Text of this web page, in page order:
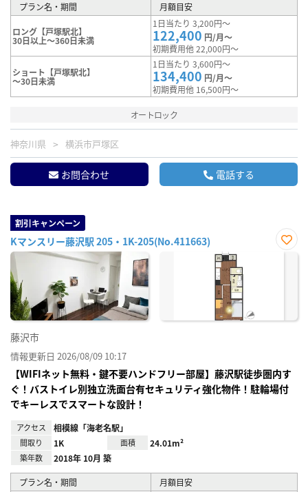
プラン名・期間 月額目安
ロング【戸塚駅北】
30日以上～360日未満
1日当たり 3,200円～
122,400 円/月～
初期費用他 22,000円～
ショート【戸塚駅北】
～30日未満
1日当たり 3,600円～
134,400 円/月～
初期費用他 16,500円～
オートロック
神奈川県 横浜市戸塚区
お問合わせ 電話する
割引キャンペーン
Kマンスリー藤沢駅 205・1K-205(No.411663)
お気
藤沢市
情報更新日 2026/08/09 10:17
【WIFIネット無料・鍵不要ハンドフリー部屋】藤沢駅徒歩圏内す
ぐ！バストイレ別独立洗面台有セキュリティ強化物件！駐輪場付
でキーレスでスマートな設計！
アクセス 相模線「海老名駅」
間取り 1K 面積 24.01m²
築年数 2018年 10月 築
プラン名・期間 月額目安